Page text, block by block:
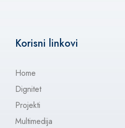
Korisni linkovi
Home
Dignitet
Projekti
Multimedija